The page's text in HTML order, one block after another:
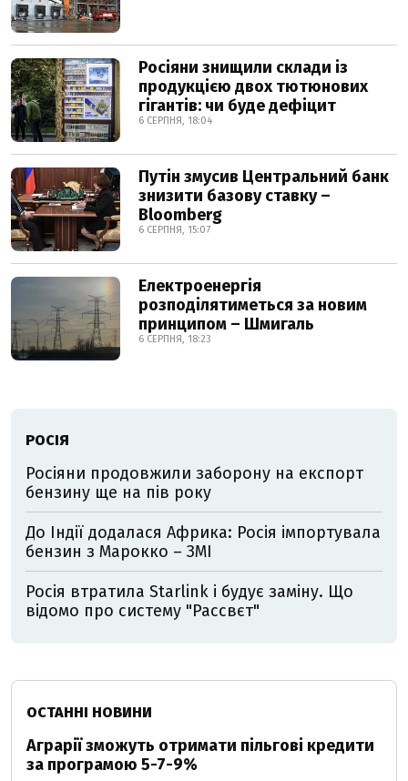
Росіяни знищили склади із
продукцією двох тютюнових
гігантів: чи буде дефіцит
6 СЕРПНЯ, 18:04
Путін змусив Центральний банк
знизити базову ставку –
Bloomberg
6 СЕРПНЯ, 15:07
Електроенергія
розподілятиметься за новим
принципом – Шмигаль
6 СЕРПНЯ, 18:23
РОСІЯ
Росіяни продовжили заборону на експорт
бензину ще на пів року
До Індії додалася Африка: Росія імпортувала
бензин з Марокко – ЗМІ
Росія втратила Starlink і будує заміну. Що
відомо про систему "Рассвєт"
ОСТАННІ НОВИНИ
Аграрії зможуть отримати пільгові кредити
за програмою 5-7-9%